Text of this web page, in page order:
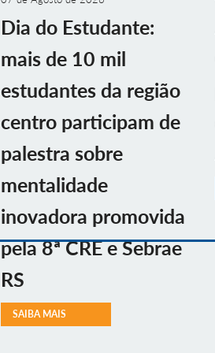
Dia do Estudante:
mais de 10 mil
estudantes da região
centro participam de
palestra sobre
mentalidade
inovadora promovida
pela 8ª CRE e Sebrae
RS
SAIBA MAIS